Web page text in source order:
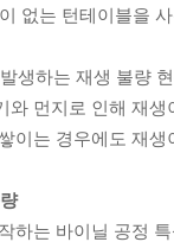
없는 턴테이블을
생하는 재생 불량
와 먼지로 인해 재
이는 경우에도 재
하는 바이닐 공정